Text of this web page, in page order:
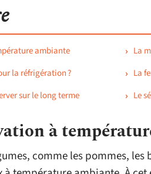
ambiante
la réfrigération ?
sur le long terme
La
La
Le
à
comme les pommes, les